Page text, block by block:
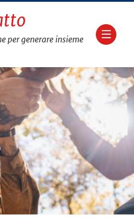
per generare insieme